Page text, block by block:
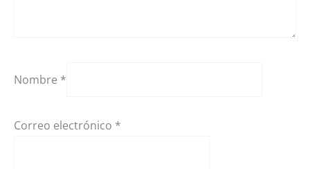
Nombre *
Correo electrónico *